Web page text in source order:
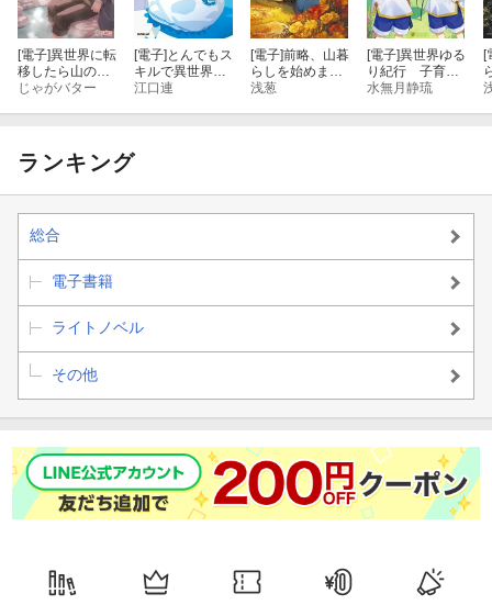
[電子]異世界に転
移したら山の中
だった。反動で
じゃがバター
[電子] とんでもス
キルで異世界放
浪メシ a la carte
江口連
[電子]前略、山暮
らしを始めまし
た。12
浅葱
[電子]異世界ゆる
り紀行 子育て
しながら冒険者
水無月静琉
[
ランキング
総合
電子書籍
ライトノベル
その他